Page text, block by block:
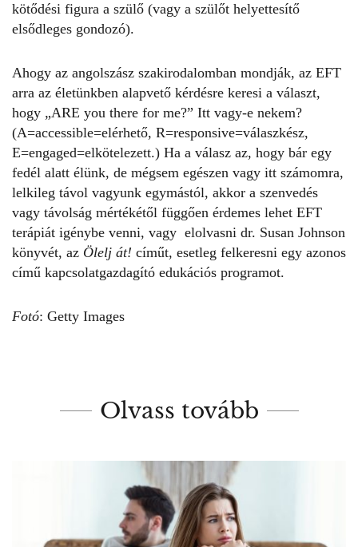
kötődési figura a szülő (vagy a szülőt helyettesítő
elsődleges gondozó).
Ahogy az angolszász szakirodalomban mondják, az EFT
arra az életünkben alapvető kérdésre keresi a választ,
hogy „ARE you there for me?” Itt vagy-e nekem?
(A=accessible=elérhető, R=responsive=válaszkész,
E=engaged=elkötelezett.) Ha a válasz az, hogy bár egy
fedél alatt élünk, de mégsem egészen vagy itt számomra,
lelkileg távol vagyunk egymástól, akkor a szenvedés
vagy távolság mértékétől függően érdemes lehet EFT
terápiát igénybe venni, vagy elolvasni dr. Susan Johnson
könyvét, az Ölelj át! címűt, esetleg felkeresni egy azonos
című kapcsolatgazdagító edukációs programot.
Fotó: Getty Images
Olvass tovább